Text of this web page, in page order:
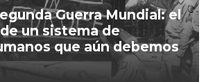
Guerra Mundial: el
un sistema de
que aún debemos